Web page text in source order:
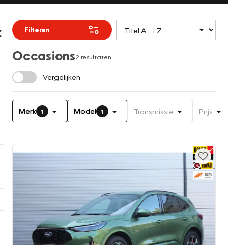
Filteren
Occasions2 resultaten
Vergelijken
Merk 1 Model 1 Transmissie Prijs